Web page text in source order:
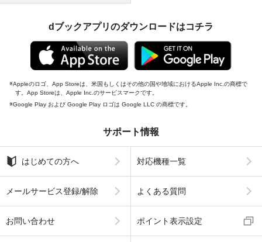
dブックアプリのダウンロードはコチラ
Appleのロゴ、App Storeは、米国もしくはその他の国や地域におけるApple Inc.の商標で
す。App Storeは、Apple Inc.のサービスマークです。
Google Play および Google Play ロゴは Google LLC の商標です。
サポート情報
はじめての方へ 対応機種一覧
メールサービス登録/解除 よくある質問
お問い合わせ ポイント表示設定